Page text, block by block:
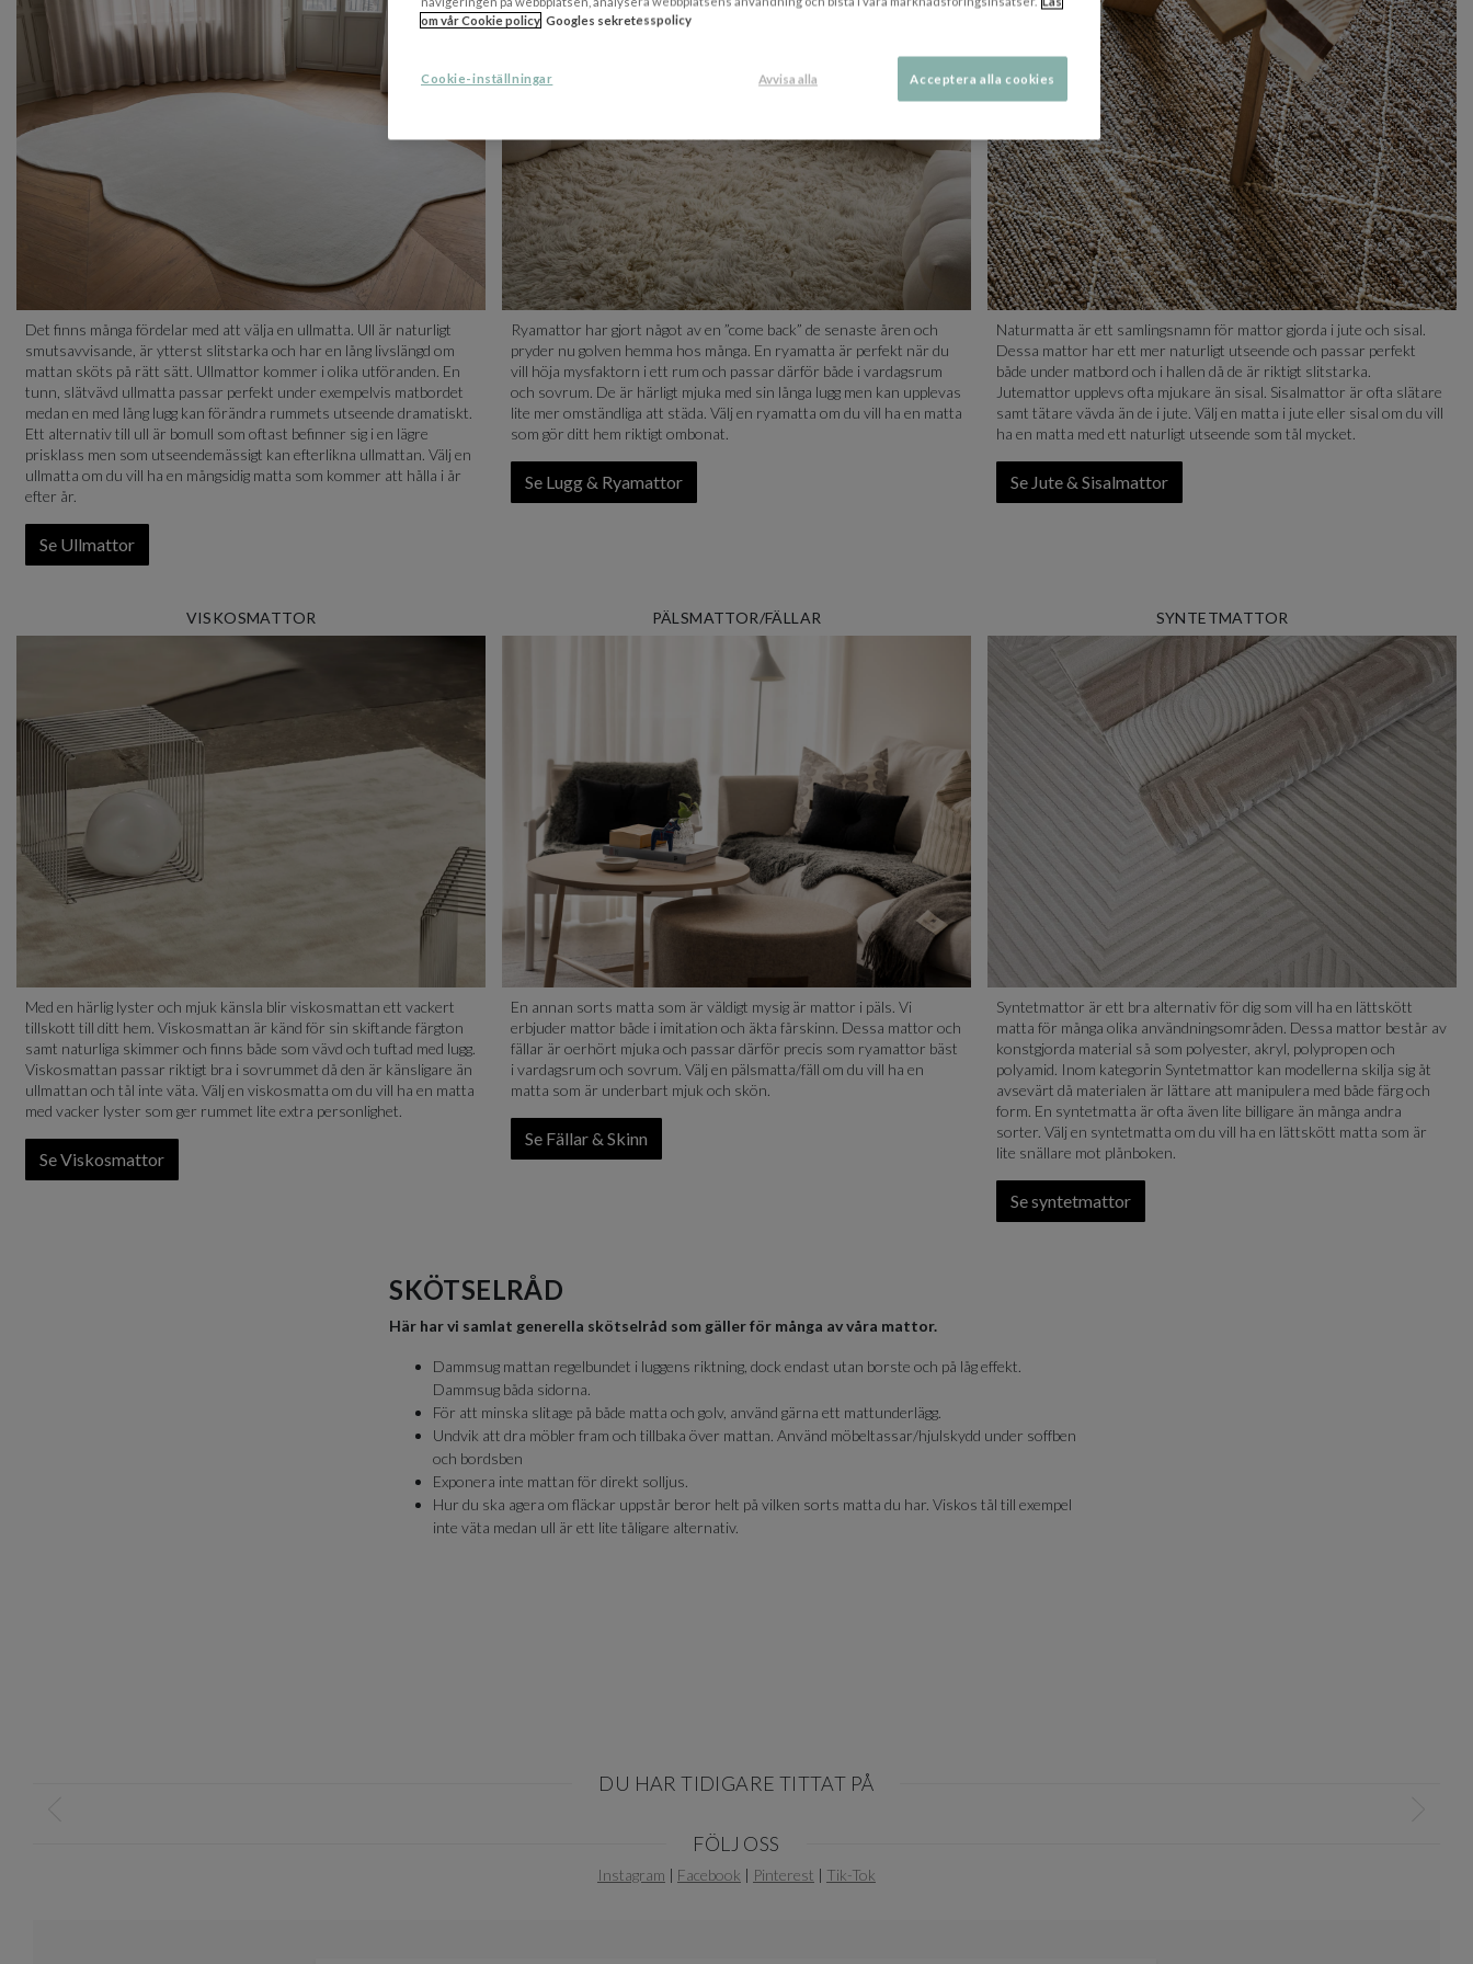
Det finns många fördelar med att välja en ullmatta. Ull är naturligt
smutsavvisande, är ytterst slitstarka och har en lång livslängd om
mattan sköts på rätt sätt. Ullmattor kommer i olika utföranden. En
tunn, slätvävd ullmatta passar perfekt under exempelvis matbordet
medan en med lång lugg kan förändra rummets utseende dramatiskt.
Ett alternativ till ull är bomull som oftast befinner sig i en lägre
prisklass men som utseendemässigt kan efterlikna ullmattan. Välj en
ullmatta om du vill ha en mångsidig matta som kommer att hålla i år
efter år.
Se Ullmattor
Ryamattor har gjort något av en ”come back” de senaste åren och
pryder nu golven hemma hos många. En ryamatta är perfekt när du
vill höja mysfaktorn i ett rum och passar därför både i vardagsrum
och sovrum. De är härligt mjuka med sin långa lugg men kan upplevas
lite mer omständliga att städa. Välj en ryamatta om du vill ha en matta
som gör ditt hem riktigt ombonat.
Se Lugg & Ryamattor
Naturmatta är ett samlingsnamn för mattor gjorda i jute och sisal.
Dessa mattor har ett mer naturligt utseende och passar perfekt
både under matbord och i hallen då de är riktigt slitstarka.
Jutemattor upplevs ofta mjukare än sisal. Sisalmattor är ofta slätare
samt tätare vävda än de i jute. Välj en matta i jute eller sisal om du vill
ha en matta med ett naturligt utseende som tål mycket.
Se Jute & Sisalmattor
VISKOSMATTOR
Med en härlig lyster och mjuk känsla blir viskosmattan ett vackert
tillskott till ditt hem. Viskosmattan är känd för sin skiftande färgton
samt naturliga skimmer och finns både som vävd och tuftad med lugg.
Viskosmattan passar riktigt bra i sovrummet då den är känsligare än
ullmattan och tål inte väta. Välj en viskosmatta om du vill ha en matta
med vacker lyster som ger rummet lite extra personlighet.
Se Viskosmattor
PÄLSMATTOR/FÄLLAR
En annan sorts matta som är väldigt mysig är mattor i päls. Vi
erbjuder mattor både i imitation och äkta fårskinn. Dessa mattor och
fällar är oerhört mjuka och passar därför precis som ryamattor bäst
i vardagsrum och sovrum. Välj en pälsmatta/fäll om du vill ha en
matta som är underbart mjuk och skön.
Se Fällar & Skinn
SYNTETMATTOR
Syntetmattor är ett bra alternativ för dig som vill ha en lättskött
matta för många olika användningsområden. Dessa mattor består av
konstgjorda material så som polyester, akryl, polypropen och
polyamid. Inom kategorin Syntetmattor kan modellerna skilja sig åt
avsevärt då materialen är lättare att manipulera med både färg och
form. En syntetmatta är ofta även lite billigare än många andra
sorter. Välj en syntetmatta om du vill ha en lättskött matta som är
lite snällare mot plånboken.
Se syntetmattor
SKÖTSELRÅD
Här har vi samlat generella skötselråd som gäller för många av våra mattor.
Dammsug mattan regelbundet i luggens riktning, dock endast utan borste och på låg effekt.
Dammsug båda sidorna.
För att minska slitage på både matta och golv, använd gärna ett mattunderlägg.
Undvik att dra möbler fram och tillbaka över mattan. Använd möbeltassar/hjulskydd under soffben
och bordsben
Exponera inte mattan för direkt solljus.
Hur du ska agera om fläckar uppstår beror helt på vilken sorts matta du har. Viskos tål till exempel
inte väta medan ull är ett lite tåligare alternativ.
DU HAR TIDIGARE TITTAT PÅ
FÖLJ OSS
Instagram | Facebook | Pinterest | Tik-Tok
om vår Cookie policy Googles sekretesspolicy
Cookie-inställningar Avvisa alla Acceptera alla cookies